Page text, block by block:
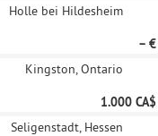
Holle bei Hildesheim
– €
Kingston, Ontario
1.000 CA$
Seligenstadt, Hessen